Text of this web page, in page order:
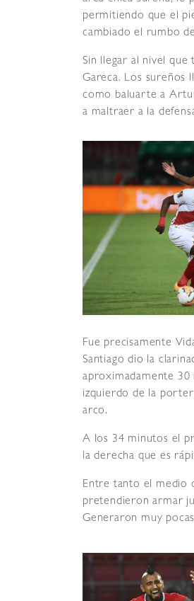
permitiendo que el
cambiado el rumbo
Sin llegar al nivel
Gareca. Los sureños
como baluarte a
a maltraer a la
Fue precisamente
Santiago dio la
aproximadamente 30
izquierdo de la
arco.
A los 34 minutos el
la derecha que es
Entre tanto el medio
pretendieron armar
Generaron muy